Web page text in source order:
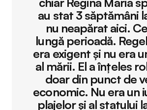
au stat 3 săptămâni
nu neapărat aici.
lungă perioadă.
era exigent și nu era
al mării. El a înțeles
doar din punct de
economic. Nu era un
plajelor și al statului